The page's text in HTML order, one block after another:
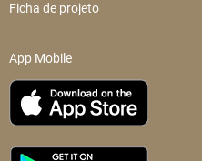
Ficha de projeto
App Mobile